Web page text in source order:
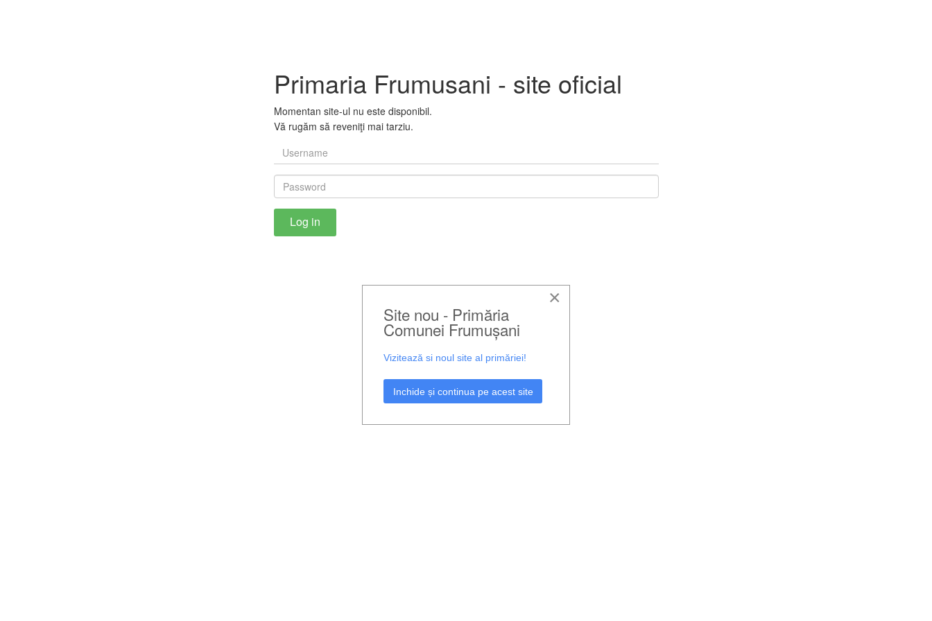
Primaria Frumusani - site oficial
Momentan site-ul nu este disponibil.
Vă rugăm să reveniţi mai tarziu.
×
Site nou - Primăria
Comunei Frumușani
Vizitează si noul site al primăriei!
Inchide și continua pe acest site